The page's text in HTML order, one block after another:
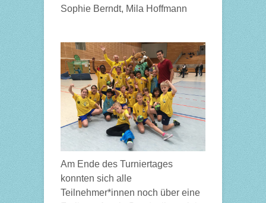
Sophie Berndt, Mila Hoffmann
Am Ende des Turniertages
konnten sich alle
Teilnehmer*innen noch über eine